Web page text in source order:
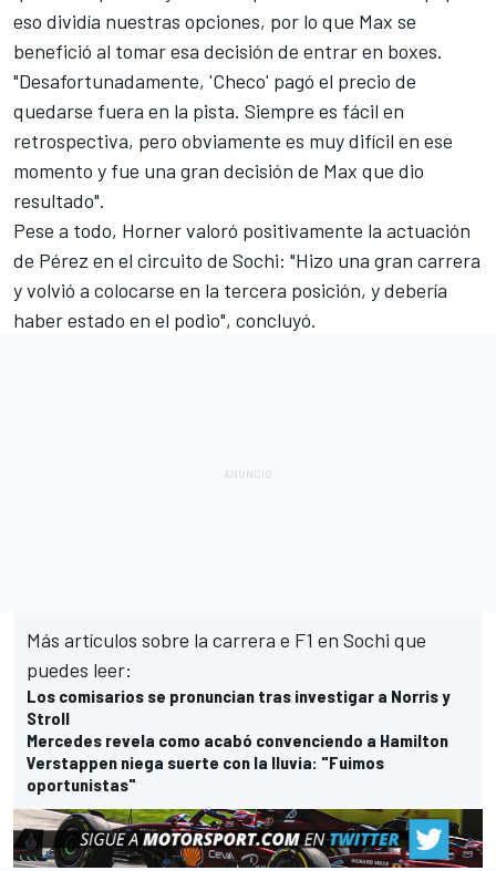
eso dividía nuestras opciones, por lo que Max se
benefició al tomar esa decisión de entrar en boxes.
"Desafortunadamente, 'Checo' pagó el precio de
quedarse fuera en la pista. Siempre es fácil en
retrospectiva, pero obviamente es muy difícil en ese
momento y fue una gran decisión de Max que dio
resultado".
Pese a todo, Horner valoró positivamente la actuación
de Pérez en el circuito de Sochi: "Hizo una gran carrera
y volvió a colocarse en la tercera posición, y debería
haber estado en el podio", concluyó.
Más artículos sobre la carrera e F1 en Sochi que
puedes leer:
Los comisarios se pronuncian tras investigar a Norris y
Stroll
Mercedes revela como acabó convenciendo a Hamilton
Verstappen niega suerte con la lluvia: "Fuimos
oportunistas"